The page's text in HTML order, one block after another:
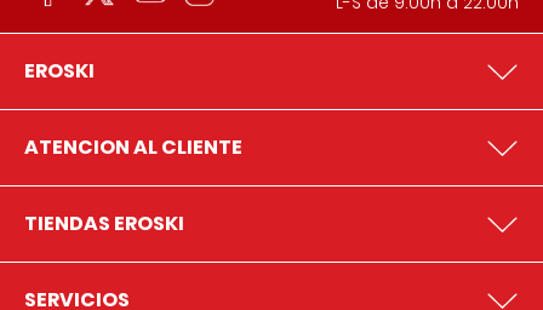
EROSKI
ATENCION AL CLIENTE
TIENDAS EROSKI
SERVICIOS